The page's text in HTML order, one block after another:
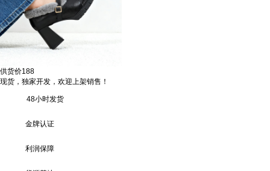
供货价188
现货，独家开发，欢迎上架销售！
48小时发货
金牌认证
利润保障